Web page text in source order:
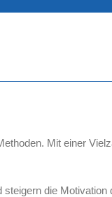
Mit einer
die Motivation